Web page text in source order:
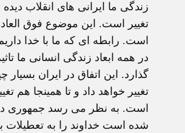
زندگی ما ایرانی های انقلاب
تغییر است. این موضوع فوق
است. رابطه ای که ما با خدا داریم
در همه ابعاد زندگی انسانی ما
گذارد. این اتفاق در ایران بسیار
تغییر خواهد داد و تا همینجا هم
است. به نظر می رسد جمهوری
شده است خداوند را به تعطیلات